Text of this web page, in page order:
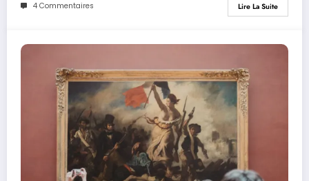
4 Commentaires Lire La Suite